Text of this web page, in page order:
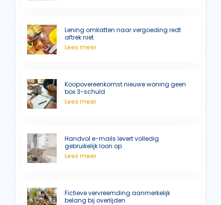
Lening omkatten naar vergoeding redt
aftrek niet
Lees meer
Koopovereenkomst nieuwe woning geen
box 3-schuld
Lees meer
Handvol e-mails levert volledig
gebruikelijk loon op
Lees meer
Fictieve vervreemding aanmerkelijk
belang bij overlijden